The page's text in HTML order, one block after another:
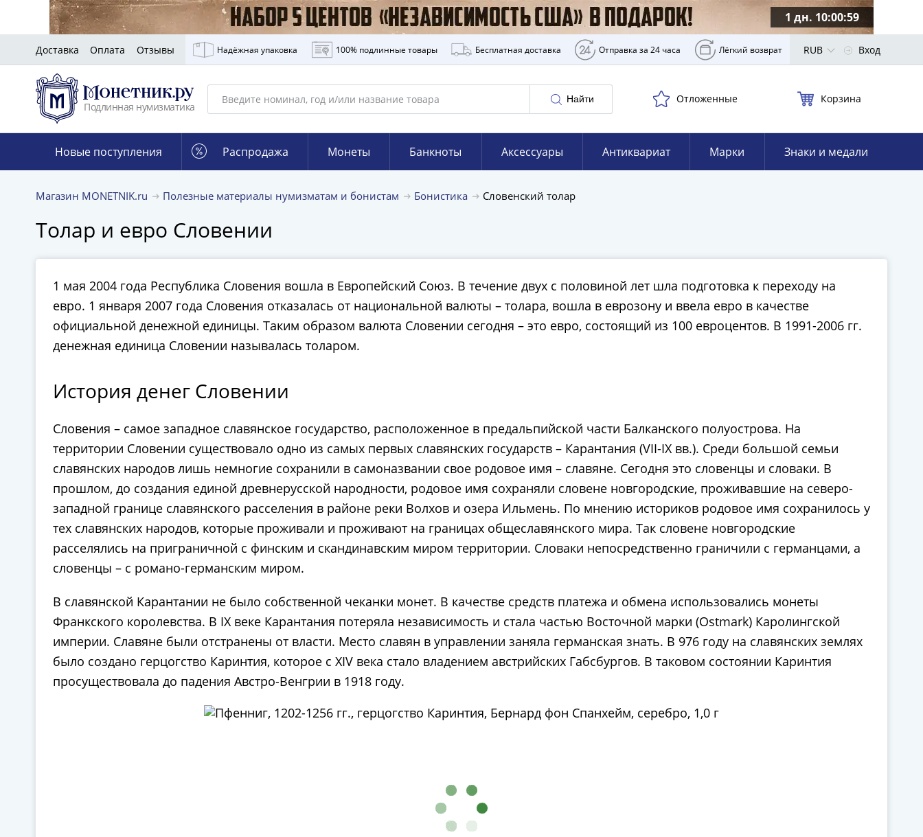
1 дн. 10:00:58
Доставка Оплата Отзывы Надёжная упаковка 100% подлинные товары Бесплатная доставка Отправка за 24 часа Лёгкий возврат RUB Вход
Подлинная нумизматика
Найти Отложенные Корзина
Новые поступления Распродажа Монеты Банкноты Аксессуары Антиквариат Марки Знаки и медали
Магазин MONETNIK.ru Полезные материалы нумизматам и бонистам Бонистика Словенский толар
Толар и евро Словении
1 мая 2004 года Республика Словения вошла в Европейский Союз. В течение двух с половиной лет шла подготовка к переходу на
евро. 1 января 2007 года Словения отказалась от национальной валюты – толара, вошла в еврозону и ввела евро в качестве
официальной денежной единицы. Таким образом валюта Словении сегодня – это евро, состоящий из 100 евроцентов. В 1991-2006 гг.
денежная единица Словении называлась толаром.
История денег Словении
Словения – самое западное славянское государство, расположенное в предальпийской части Балканского полуострова. На
территории Словении существовало одно из самых первых славянских государств – Карантания (VII-IX вв.). Среди большой семьи
славянских народов лишь немногие сохранили в самоназвании свое родовое имя – славяне. Сегодня это словенцы и словаки. В
прошлом, до создания единой древнерусской народности, родовое имя сохраняли словене новгородские, проживавшие на северо-
западной границе славянского расселения в районе реки Волхов и озера Ильмень. По мнению историков родовое имя сохранилось у
тех славянских народов, которые проживали и проживают на границах общеславянского мира. Так словене новгородские
расселялись на приграничной с финским и скандинавским миром территории. Словаки непосредственно граничили с германцами, а
словенцы – с романо-германским миром.
В славянской Карантании не было собственной чеканки монет. В качестве средств платежа и обмена использовались монеты
Франкского королевства. В IX веке Карантания потеряла независимость и стала частью Восточной марки (Ostmark) Каролингской
империи. Славяне были отстранены от власти. Место славян в управлении заняла германская знать. В 976 году на славянских землях
было создано герцогство Каринтия, которое с XIV века стало владением австрийских Габсбургов. В таковом состоянии Каринтия
просуществовала до падения Австро-Венгрии в 1918 году.